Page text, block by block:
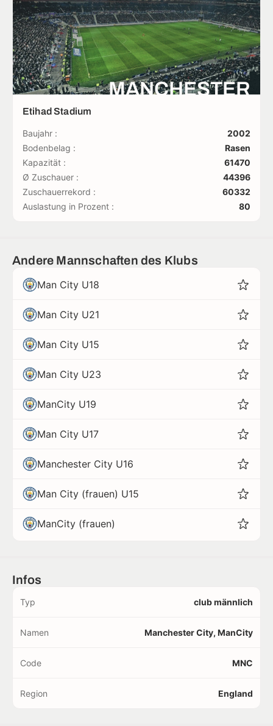
MANCHESTER
Etihad Stadium
Baujahr :
2002
Bodenbelag :
Rasen
Kapazität :
61470
Ø Zuschauer :
44396
Zuschauerrekord :
60332
Auslastung in Prozent :
80
Andere Mannschaften des Klubs
Man City U18
Man City U21
Man City U15
Man City U23
ManCity U19
Man City U17
Manchester City U16
Man City (frauen) U15
ManCity (frauen)
Infos
Typ club männlich
Namen Manchester City, ManCity
Code MNC
Region England